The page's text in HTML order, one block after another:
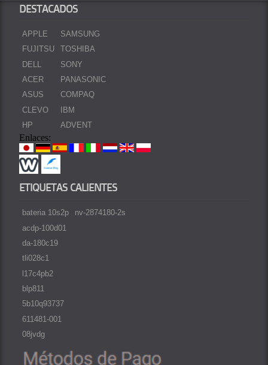
DESTACADOS
APPLE
FUJITSU
DELL
ACER
ASUS
CLEVO
HP
SAMSUNG
TOSHIBA
SONY
PANASONIC
COMPAQ
IBM
ADVENT
Enlaces:
ETIQUETAS CALIENTES
bateria 10s2p
acdp-100d01
da-180c19
tli028c1
l17c4pb2
blp811
5b10q93737
611481-001
08jvdg
nv-2874180-2s